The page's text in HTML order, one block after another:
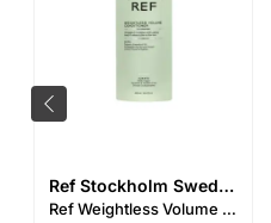
Ref Stockholm Sweden
Ref Weightless Volume Conditioner 600 ml